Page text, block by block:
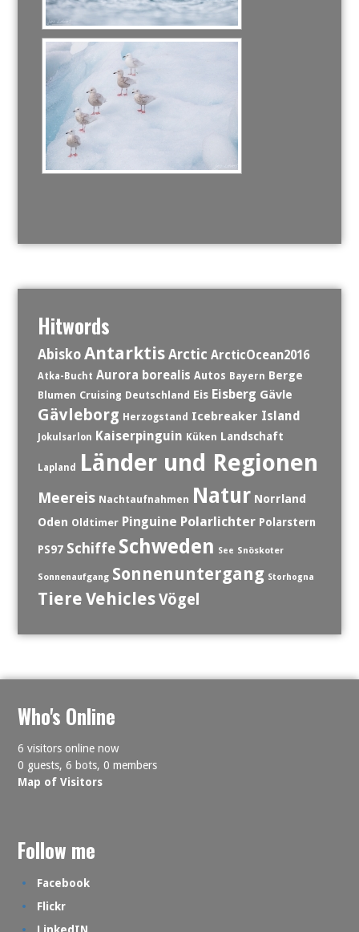
Hitwords
Abisko Antarktis Arctic ArcticOcean2016
Atka-Bucht Aurora borealis Autos Bayern Berge
Blumen Cruising Deutschland Eis Eisberg Gävle
Gävleborg Herzogstand Icebreaker Island
Jokulsarlon Kaiserpinguin Küken Landschaft
Lapland Länder und Regionen
Meereis Nachtaufnahmen Natur Norrland
Oden Oldtimer Pinguine Polarlichter Polarstern
PS97 Schiffe Schweden See Snöskoter
Sonnenaufgang Sonnenuntergang Storhogna
Tiere VehiclesVögel
Who's Online
6 visitors online now
0 guests, 6 bots, 0 members
Map of Visitors
Follow me
Facebook
Flickr
LinkedIN